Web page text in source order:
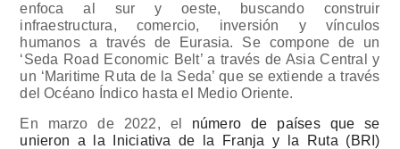
enfoca al sur y oeste, buscando construir
infraestructura, comercio, inversión y vínculos
humanos a través de Eurasia. Se compone de un
‘Seda Road Economic Belt’ a través de Asia Central y
un ‘Maritime Ruta de la Seda’ que se extiende a través
del Océano Índico hasta el Medio Oriente.
En marzo de 2022, el
número de países que se
unieron a la Iniciativa de la Franja y la Ruta (BRI)